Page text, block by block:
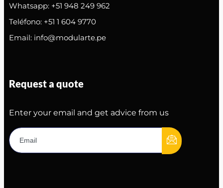
Whatsapp: +51 948 249 962
Teléfono: +51 1 604 9770
Email: info@modularte.pe
Request a quote
Enter your email and get advice from us